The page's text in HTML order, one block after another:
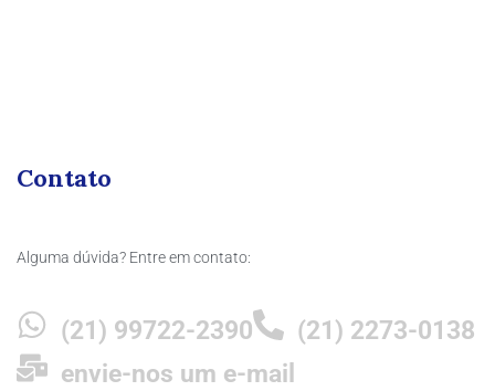
Contato
Alguma dúvida? Entre em contato:
(21) 99722-2390
(21) 2273-0138
envie-nos um e-mail